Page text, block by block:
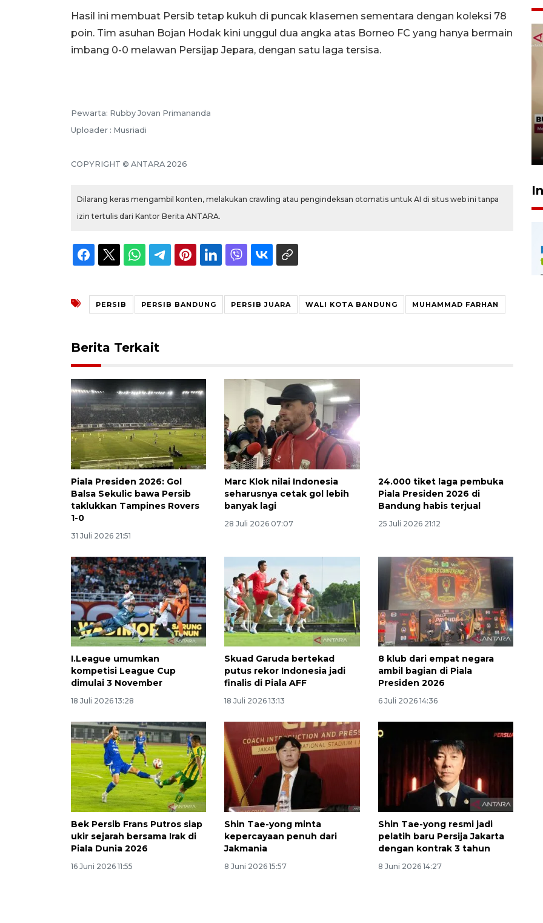
Hasil ini membuat Persib tetap kukuh di puncak klasemen sementara dengan koleksi 78
poin. Tim asuhan Bojan Hodak kini unggul dua angka atas Borneo FC yang hanya bermain
imbang 0-0 melawan Persijap Jepara, dengan satu laga tersisa.
Pewarta: Rubby Jovan Primananda
Uploader : Musriadi
COPYRIGHT © ANTARA 2026
Dilarang keras mengambil konten, melakukan crawling atau pengindeksan otomatis untuk AI di situs web ini tanpa
izin tertulis dari Kantor Berita ANTARA.
PERSIB PERSIB BANDUNG PERSIB JUARA WALI KOTA BANDUNG MUHAMMAD FARHAN
Berita Terkait
Piala Presiden 2026: Gol
Balsa Sekulic bawa Persib
taklukkan Tampines Rovers
1-0
31 Juli 2026 21:51
Marc Klok nilai Indonesia
seharusnya cetak gol lebih
banyak lagi
28 Juli 2026 07:07
24.000 tiket laga pembuka
Piala Presiden 2026 di
Bandung habis terjual
25 Juli 2026 21:12
I.League umumkan
kompetisi League Cup
dimulai 3 November
18 Juli 2026 13:28
Skuad Garuda bertekad
putus rekor Indonesia jadi
finalis di Piala AFF
18 Juli 2026 13:13
8 klub dari empat negara
ambil bagian di Piala
Presiden 2026
6 Juli 2026 14:36
Bek Persib Frans Putros siap
ukir sejarah bersama Irak di
Piala Dunia 2026
16 Juni 2026 11:55
Shin Tae-yong minta
kepercayaan penuh dari
Jakmania
8 Juni 2026 15:57
Shin Tae-yong resmi jadi
pelatih baru Persija Jakarta
dengan kontrak 3 tahun
8 Juni 2026 14:27
Memberantas kejahatan
jalanan Jakarta
2026-08-05 18:00:00